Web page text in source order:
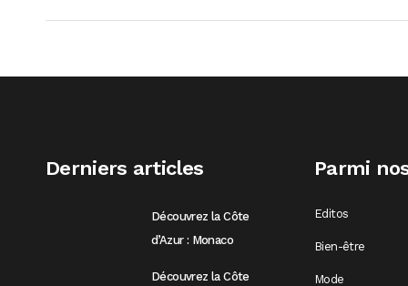
Derniers articles
Découvrez la Côte
d’Azur : Monaco
Découvrez la Côte
Parmi
Editos
Bien-être
Mode